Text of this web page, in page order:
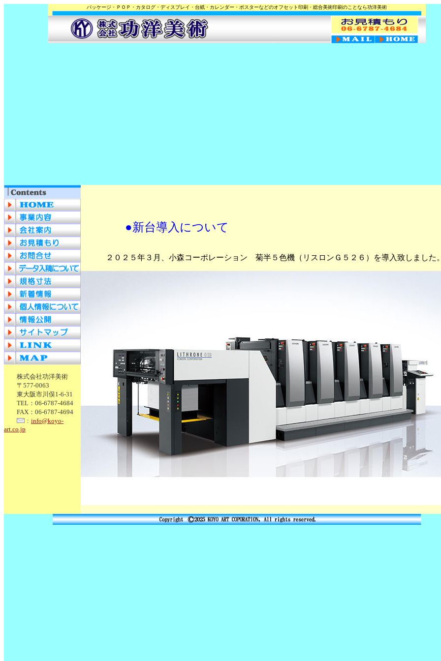
パッケージ・ＰＯＰ・カタログ・ディスプレイ・台紙・カレンダー・ポスターなどのオフセット印刷・総合美術印刷のことなら功洋美術
株式会社功洋美術
〒577-0063
東大阪市川俣1-6-31
TEL：06-6787-4684
FAX：06-6787-4694
： info@koyo-
art.co.jp
●新台導入について
２０２５年３月、小森コーポレーション 菊半５色機（リスロンＧ５２６）を導入致しました